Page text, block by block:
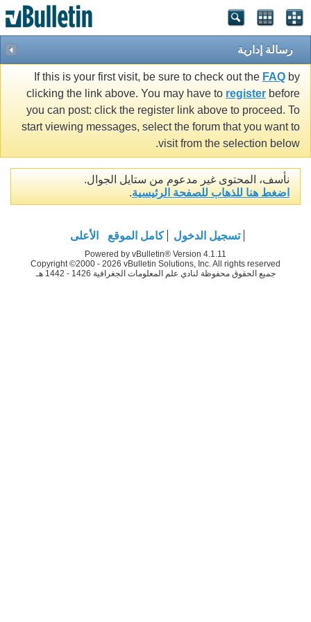
رسالة إدارية
If this is your first visit, be sure to check out the FAQ by
clicking the link above. You may have to register before
you can post: click the register link above to proceed. To
start viewing messages, select the forum that you want to
visit from the selection below.
نأسف، المحتوى غير مدعوم من ستايل الجوال.
اضغط هنا للذهاب للصفحة الرئيسية.
تسجيل الدخول كامل الموقع الأعلى
Powered by vBulletin® Version 4.1.11
Copyright ©2000 - 2026 vBulletin Solutions, Inc. All rights reserved
جميع الحقوق محفوظة لنادي علم المعلومات الجغرافية 1426 - 1442 هـ